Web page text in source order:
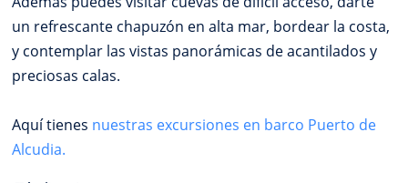
un refrescante chapuzón en alta mar, bordear la costa,
y contemplar las vistas panorámicas de acantilados y
preciosas calas.
Aquí tienes nuestras excursiones en barco Puerto de
Alcudia.